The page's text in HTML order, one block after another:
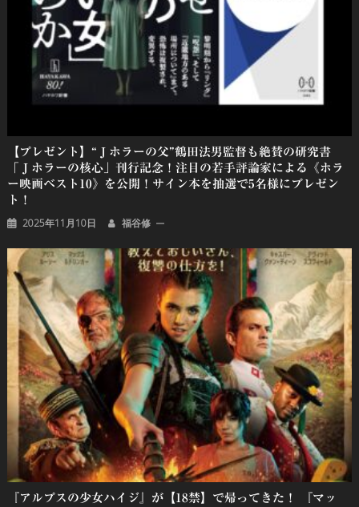
【プレゼント】“Ｊホラーの父”鶴田法男監督も絶賛の研究書
「Ｊホラーの核心」刊行記念！注目の若手評論家による《ホラ
ー映画ベスト10》を公開！サイン本を抽選で5名様にプレゼン
ト！
2025年11月10日 福谷修
『アルプスの少女ハイジ』が【18禁】で帰ってきた！ 『マッ